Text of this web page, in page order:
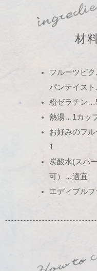
材
フルーツピ
パンテイス
粉ゼラチン
熱湯…1カッ
お好みのフ
1
炭酸水(スパ
可）…適宜
エディブル